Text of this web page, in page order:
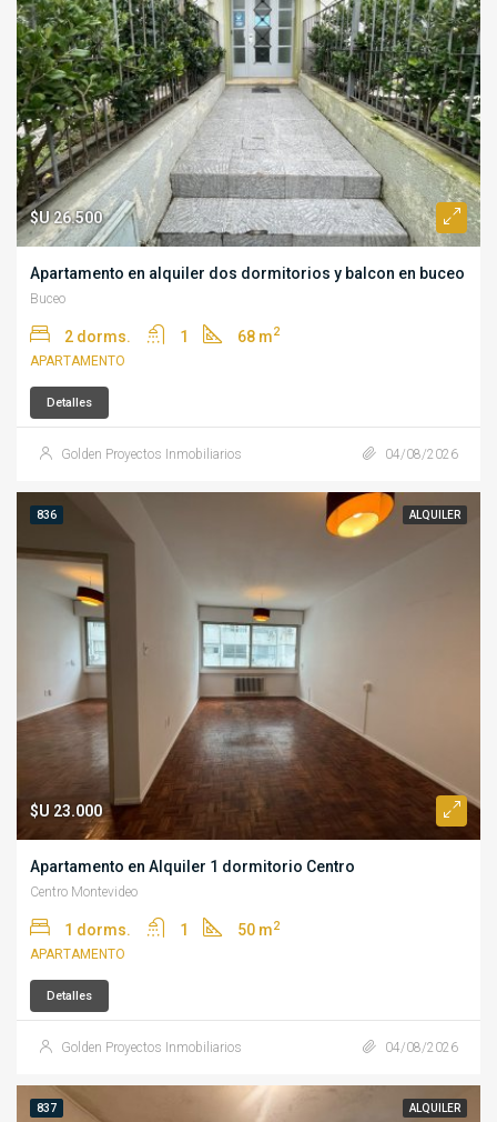
$U 26.500
Apartamento en alquiler dos dormitorios y balcon en buceo
Buceo
2 dorms. 1 68 m2
APARTAMENTO
Detalles
Golden Proyectos Inmobiliarios 04/08/2026
836 ALQUILER
$U 23.000
Apartamento en Alquiler 1 dormitorio Centro
Centro Montevideo
1 dorms. 1 50 m2
APARTAMENTO
Detalles
Golden Proyectos Inmobiliarios 04/08/2026
837 ALQUILER